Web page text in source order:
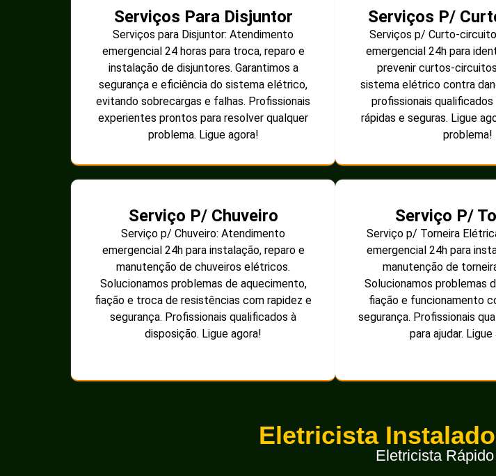
Serviços Para Disjuntor
Serviços para Disjuntor: Atendimento
emergencial 24 horas para troca, reparo e
instalação de disjuntores. Garantimos a
segurança e eficiência do sistema elétrico,
evitando sobrecargas e falhas. Profissionais
experientes prontos para resolver qualquer
problema. Ligue agora!
Serviços P/
Serviços p/ Curto-
emergencial 24h para
prevenir curtos-
sistema elétrico contra
profissionais
rápidas e seguras. Ligue
problema!
Serviço P/ Chuveiro
Serviço p/ Chuveiro: Atendimento
emergencial 24h para instalação, reparo e
manutenção de chuveiros elétricos.
Solucionamos problemas de aquecimento,
fiação e troca de resistências com rapidez e
segurança. Profissionais qualificados à
disposição. Ligue agora!
Serviço P/
Serviço p/ Torneira
emergencial 24h para
manutenção de
Solucionamos problemas
fiação e funcionamento
segurança. Profissionais
para ajudar. Ligue
Eletricista
Eletricista